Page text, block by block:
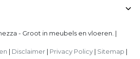
- Groot in meubels en vloeren. |
Disclaimer Privacy Policy Sitemap